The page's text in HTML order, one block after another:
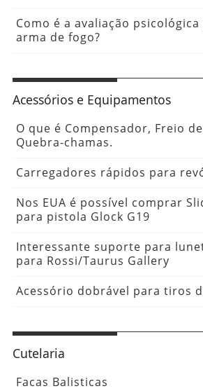
Como é a avaliação
arma de fogo?
Acessórios e Equipamentos
O que é Compensador, Freio
Quebra-chamas.
Carregadores rápidos para
Nos EUA é possível comprar
para pistola Glock G19
Interessante suporte para
para Rossi/Taurus Gallery
Acessório dobrável para tiros
Cutelaria
Facas Balisticas